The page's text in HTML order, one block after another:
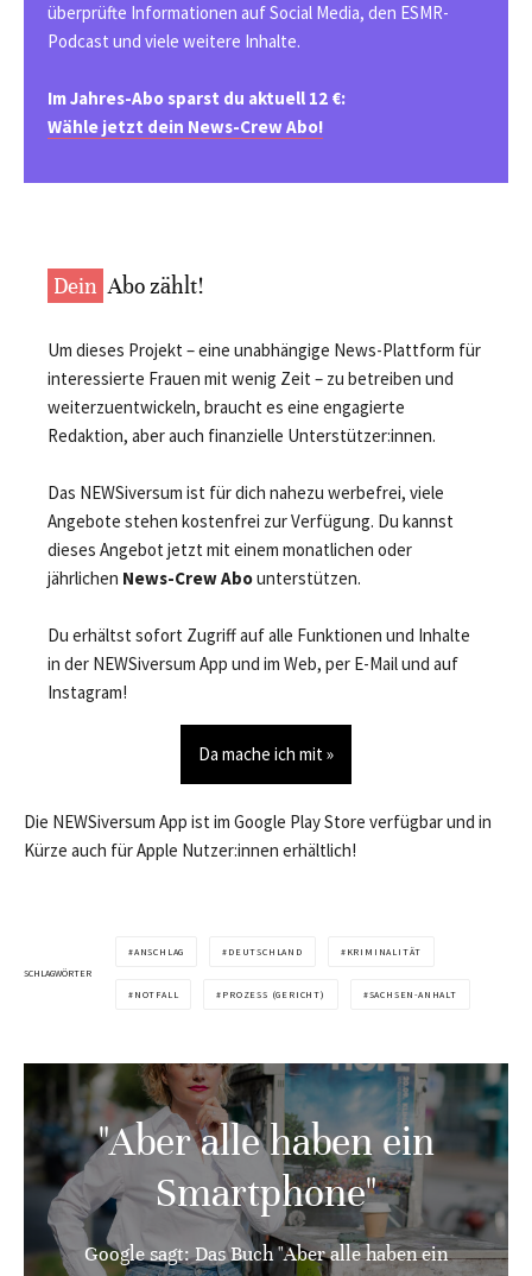
überprüfte Informationen auf Social Media, den ESMR-
Podcast und viele weitere Inhalte.
Im Jahres-Abo sparst du aktuell 12 €:
Wähle jetzt dein News-Crew Abo!
Dein Abo zählt!
Um dieses Projekt – eine unabhängige News-Plattform für
interessierte Frauen mit wenig Zeit – zu betreiben und
weiterzuentwickeln, braucht es eine engagierte
Redaktion, aber auch finanzielle Unterstützer:innen.
Das NEWSiversum ist für dich nahezu werbefrei, viele
Angebote stehen kostenfrei zur Verfügung. Du kannst
dieses Angebot jetzt mit einem monatlichen oder
jährlichen News-Crew Abounterstützen.
Du erhältst sofort Zugriff auf alle Funktionen und Inhalte
in der NEWSiversum App und im Web, per E-Mail und auf
Instagram!
Da mache ich mit »
Die NEWSiversum App ist im Google Play Store verfügbar und in
Kürze auch für Apple Nutzer:innen erhältlich!
SCHLAGWÖRTER
ANSCHLAG DEUTSCHLAND KRIMINALITÄT
NOTFALL PROZESS (GERICHT) SACHSEN-ANHALT
"Aber alle haben ein
Smartphone"
Google sagt: Das Buch "Aber alle haben ein